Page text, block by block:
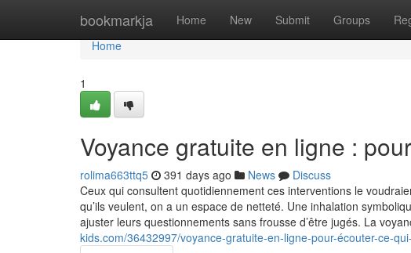
bookmarkja Home New Submit Groups
Home
Home
1
Voyance gratuite en ligne :
rolima663ttq5 391 days ago News
Discuss
Ceux qui consultent quotidiennement ces interventions le
qu’ils veulent, on a un espace de netteté. Une inhalation
ajuster leurs questionnements sans frousse d’être jugés. La
kids.com/36432997/voyance-gratuite-en-ligne-pour-écouter-ce-